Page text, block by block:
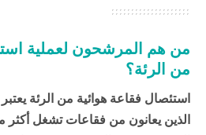
من هم المرشحون لعملية
من الرئة؟
استئصال فقاعة هوائية من الرئة
الذين يعانون من فقاعات تشغل